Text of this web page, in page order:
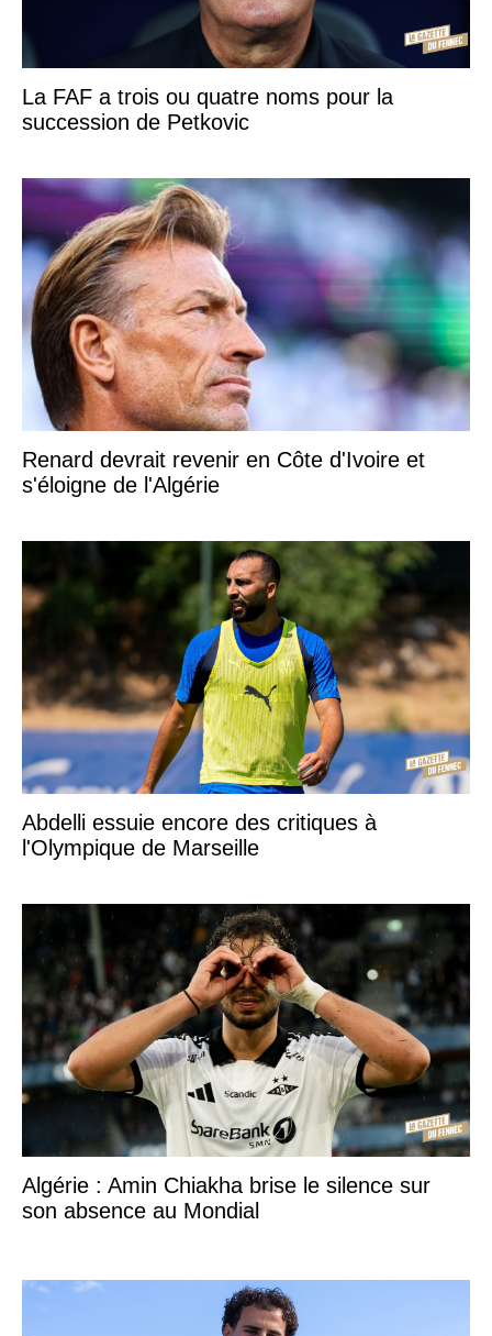
La FAF a trois ou quatre noms pour la
succession de Petkovic
Renard devrait revenir en Côte d'Ivoire et
s'éloigne de l'Algérie
Abdelli essuie encore des critiques à
l'Olympique de Marseille
Algérie : Amin Chiakha brise le silence sur
son absence au Mondial